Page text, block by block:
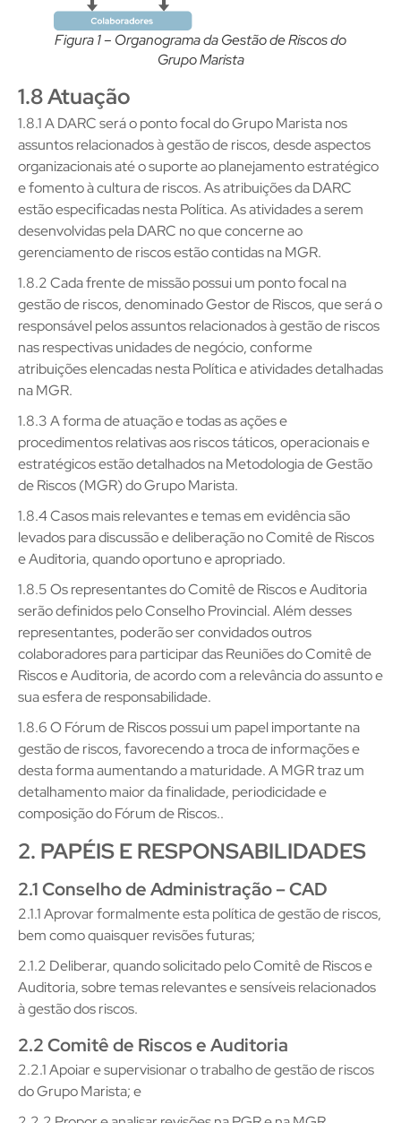
Figura 1 – Organograma da Gestão de Riscos do
Grupo Marista
1.8 Atuação
1.8.1 A DARC será o ponto focal do Grupo Marista nos
assuntos relacionados à gestão de riscos, desde aspectos
organizacionais até o suporte ao planejamento estratégico
e fomento à cultura de riscos. As atribuições da DARC
estão especificadas nesta Política. As atividades a serem
desenvolvidas pela DARC no que concerne ao
gerenciamento de riscos estão contidas na MGR.
1.8.2 Cada frente de missão possui um ponto focal na
gestão de riscos, denominado Gestor de Riscos, que será o
responsável pelos assuntos relacionados à gestão de riscos
nas respectivas unidades de negócio, conforme
atribuições elencadas nesta Política e atividades detalhadas
na MGR.
1.8.3 A forma de atuação e todas as ações e
procedimentos relativas aos riscos táticos, operacionais e
estratégicos estão detalhados na Metodologia de Gestão
de Riscos (MGR) do Grupo Marista.
1.8.4 Casos mais relevantes e temas em evidência são
levados para discussão e deliberação no Comitê de Riscos
e Auditoria, quando oportuno e apropriado.
1.8.5 Os representantes do Comitê de Riscos e Auditoria
serão definidos pelo Conselho Provincial. Além desses
representantes, poderão ser convidados outros
colaboradores para participar das Reuniões do Comitê de
Riscos e Auditoria, de acordo com a relevância do assunto e
sua esfera de responsabilidade.
1.8.6 O Fórum de Riscos possui um papel importante na
gestão de riscos, favorecendo a troca de informações e
desta forma aumentando a maturidade. A MGR traz um
detalhamento maior da finalidade, periodicidade e
composição do Fórum de Riscos..
2. PAPÉIS E RESPONSABILIDADES
2.1 Conselho de Administração – CAD
2.1.1 Aprovar formalmente esta política de gestão de riscos,
bem como quaisquer revisões futuras;
2.1.2 Deliberar, quando solicitado pelo Comitê de Riscos e
Auditoria, sobre temas relevantes e sensíveis relacionados
à gestão dos riscos.
2.2 Comitê de Riscos e Auditoria
2.2.1 Apoiar e supervisionar o trabalho de gestão de riscos
do Grupo Marista; e